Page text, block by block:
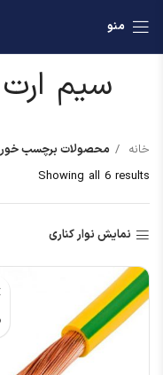
منو
سیم
خانه
محصولات برچسب
Showing all 6 results
نمایش نوار کناری